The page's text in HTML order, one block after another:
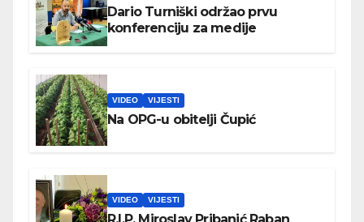
Dario Turniški održao prvu
konferenciju za medije
VIDEO VIJESTI
Na OPG-u obitelji Čupić
VIDEO VIJESTI